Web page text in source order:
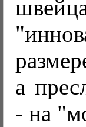
а
- на